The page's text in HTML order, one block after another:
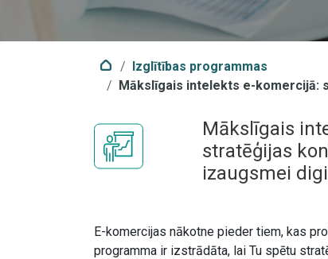
Izglītības programmas
Mākslīgais intelekts e-komercijā:
Mākslīgais
stratēģijas
izaugsmei
E-komercijas nākotne pieder tiem, kas
programma ir izstrādāta, lai Tu spētu